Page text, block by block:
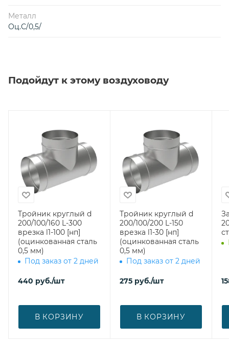
Металл
Оц.С/0,5/
Подойдут к этому воздуховоду
Тройник круглый d
200/100/160 L-300
врезка l1-100 [нп]
(оцинкованная сталь
0,5 мм)
Под заказ от 2 дней
440 руб./шт
В КОРЗИНУ
Тройник круглый d
200/100/200 L-150
врезка l1-30 [нп]
(оцинкованная сталь
0,5 мм)
Под заказ от 2 дней
275 руб./шт
В КОРЗИНУ
200